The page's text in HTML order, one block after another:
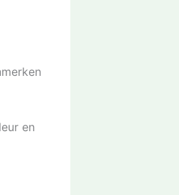
en